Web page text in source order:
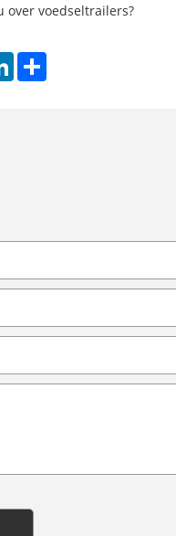
over voedseltrailers?
LinkedIn